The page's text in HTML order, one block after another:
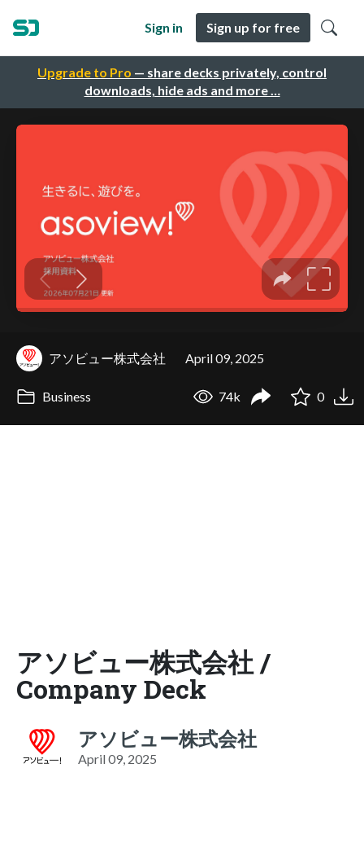
Upgrade to Pro — share decks privately, control
downloads, hide ads and more …
Sign in Sign up for free
アソビュー株式会社 April 09, 2025
Business 74k 0
アソビュー株式会社 /
Company Deck
アソビュー株式会社
April 09, 2025